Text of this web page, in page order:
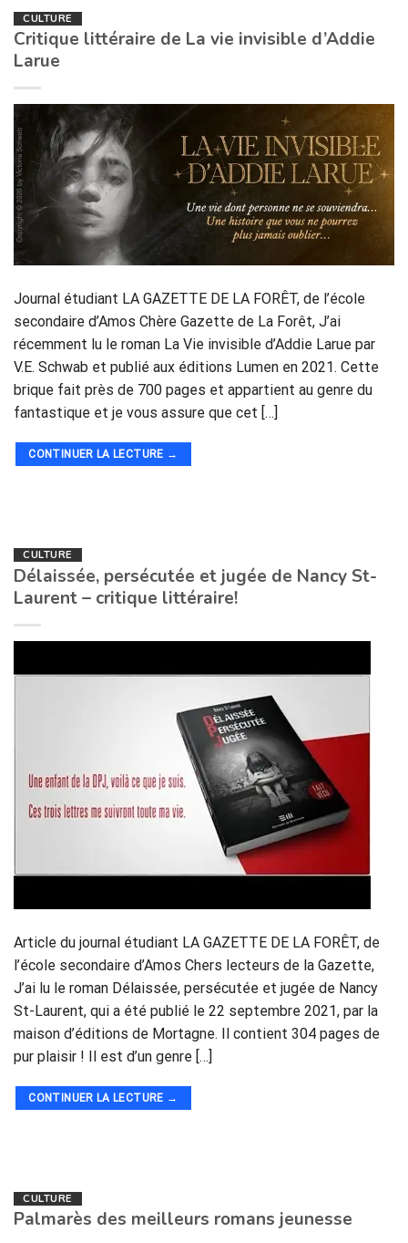
CULTURE
Critique littéraire de La vie invisible d’Addie
Larue
Journal étudiant LA GAZETTE DE LA FORÊT, de l’école
secondaire d’Amos Chère Gazette de La Forêt, J’ai
récemment lu le roman La Vie invisible d’Addie Larue par
V.E. Schwab et publié aux éditions Lumen en 2021. Cette
brique fait près de 700 pages et appartient au genre du
fantastique et je vous assure que cet […]
CONTINUER LA LECTURE →
CULTURE
Délaissée, persécutée et jugée de Nancy St-
Laurent – critique littéraire!
Article du journal étudiant LA GAZETTE DE LA FORÊT, de
l’école secondaire d’Amos Chers lecteurs de la Gazette,
J’ai lu le roman Délaissée, persécutée et jugée de Nancy
St-Laurent, qui a été publié le 22 septembre 2021, par la
maison d’éditions de Mortagne. Il contient 304 pages de
pur plaisir ! Il est d’un genre […]
CONTINUER LA LECTURE →
CULTURE
Palmarès des meilleurs romans jeunesse